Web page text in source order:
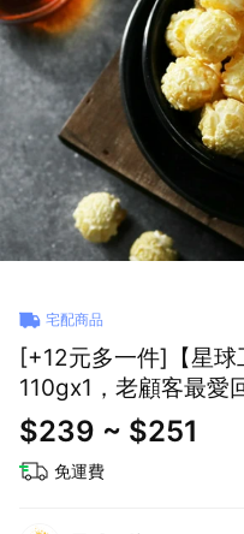
宅配商品
[+12元多一件]【星
110gx1，老顧客最愛
$239 ~ $251
免運費